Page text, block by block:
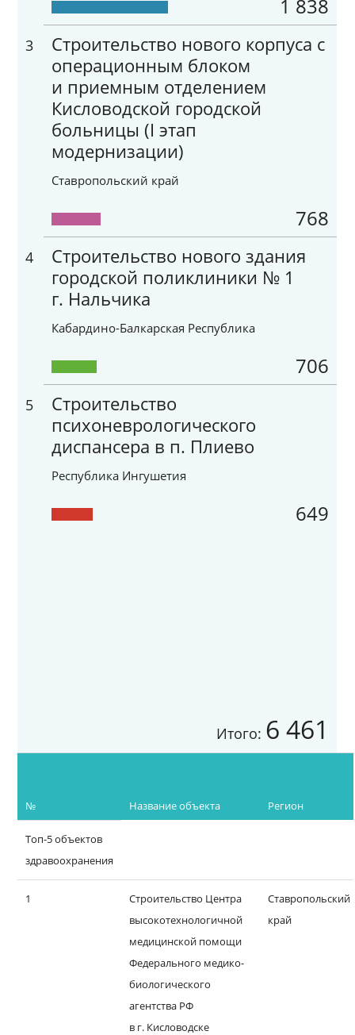
1 838
3
Строительство нового корпуса с
операционным блоком
и приемным отделением
Кисловодской городской
больницы (I этап
модернизации)
Ставропольский край
768
4
Строительство нового здания
городской поликлиники № 1
г. Нальчика
Кабардино-Балкарская Республика
706
5
Строительство
психоневрологического
диспансера в п. Плиево
Республика Ингушетия
649
Итого: 6 461
№ Название объекта Регион
Топ-5 объектов
здравоохранения
1
Строительство Центра
высокотехнологичной
медицинской помощи
Федерального медико-
биологического
агентства РФ
в г. Кисловодске
Ставропольский
край